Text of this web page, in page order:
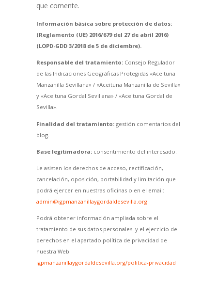
que comente.
Información básica sobre protección de datos:
(Reglamento (UE) 2016/679 del 27 de abril 2016)
(LOPD-GDD 3/2018 de 5 de diciembre).
Responsable del tratamiento:Consejo Regulador
de las Indicaciones Geográficas Protegidas «Aceituna
Manzanilla Sevillana» / «Aceituna Manzanilla de Sevilla»
y «Aceituna Gordal Sevillana» / «Aceituna Gordal de
Sevilla».
Finalidad del tratamiento:gestión comentarios del
blog.
Base legitimadora:consentimiento del interesado.
Le asisten los derechos de acceso, rectificación,
cancelación, oposición, portabilidad y limitación que
podrá ejercer en nuestras oficinas o en el email:
admin@igpmanzanillaygordaldesevilla.org
Podrá obtener información ampliada sobre el
tratamiento de sus datos personales y el ejercicio de
derechos en el apartado política de privacidad de
nuestra Web
igpmanzanillaygordaldesevilla.org/politica-privacidad